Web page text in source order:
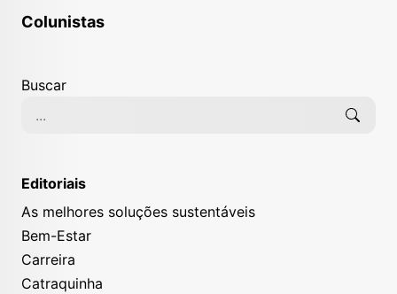
Colunistas
Buscar
Editoriais
As melhores soluções sustentáveis
Bem-Estar
Carreira
Catraquinha